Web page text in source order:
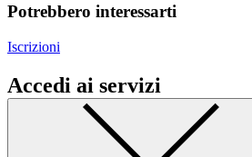
Potrebbero interessarti
Iscrizioni
Accedi ai servizi